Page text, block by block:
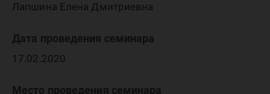
Лапшина Елена Дмитриевна
Дата проведения семинара
17.02.2020
Место проведения семинара